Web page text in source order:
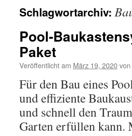
Schlagwortarchiv:
Pool-
Paket
Veröffentlicht am März 19, 2020von
Für den Bau eines
und effiziente
und schnell den
Garten erfüllen kann.